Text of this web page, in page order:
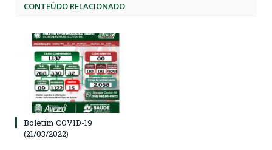
CONTEÚDO RELACIONADO
Boletim COVID-19
(21/03/2022)